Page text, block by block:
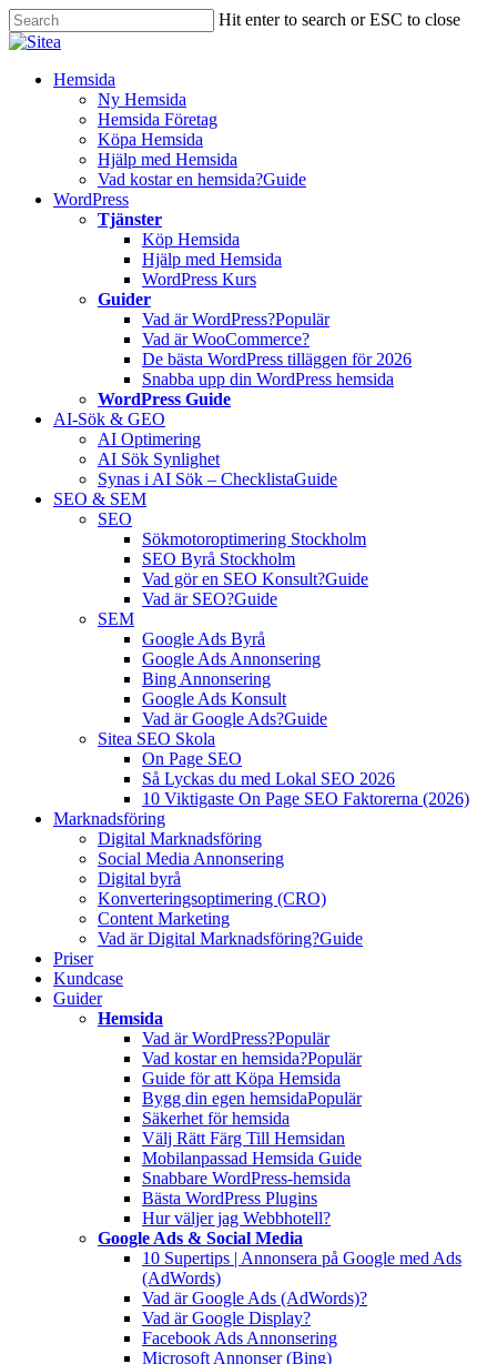
Skip
to
content
Hit enter to search or ESC to close
Close
InnehållHemsida
Ny Hemsida
Hemsida Företag
Köpa Hemsida
Hjälp med Hemsida
Vad kostar en hemsida?Guide
WordPress
Tjänster
Köp Hemsida
Hjälp med Hemsida
WordPress Kurs
Guider
Vad är WordPress?Populär
Vad är WooCommerce?
De bästa WordPress tilläggen för 2026
Snabba upp din WordPress hemsida
WordPress Guide
AI-Sök & GEO
AI Optimering
AI Sök Synlighet
Synas i AI Sök – ChecklistaGuide
SEO & SEM
SEO
Sökmotoroptimering Stockholm
SEO Byrå Stockholm
Vad gör en SEO Konsult?Guide
Vad är SEO?Guide
SEM
Google Ads Byrå
Google Ads Annonsering
Bing Annonsering
Google Ads Konsult
Vad är Google Ads?Guide
Sitea SEO Skola
On Page SEO
Så Lyckas du med Lokal SEO 2026
10 Viktigaste On Page SEO Faktorerna (2026)
Marknadsföring
Digital Marknadsföring
Social Media Annonsering
Digital byrå
Konverteringsoptimering (CRO)
Content Marketing
Vad är Digital Marknadsföring?Guide
Priser
Kundcase
Guider
Hemsida
Vad är WordPress?Populär
Vad kostar en hemsida?Populär
Guide för att Köpa Hemsida
Bygg din egen hemsidaPopulär
Säkerhet för hemsida
Välj Rätt Färg Till Hemsidan
Mobilanpassad Hemsida Guide
Snabbare WordPress-hemsida
Bästa WordPress Plugins
Hur väljer jag Webbhotell?
Google Ads & Social Media
10 Supertips | Annonsera på Google med Ads
(AdWords)
Vad är Google Ads (AdWords)?
Vad är Google Display?
Facebook Ads Annonsering
Microsoft Annonser (Bing)